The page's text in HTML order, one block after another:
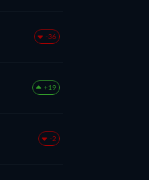
-36
+19
-2